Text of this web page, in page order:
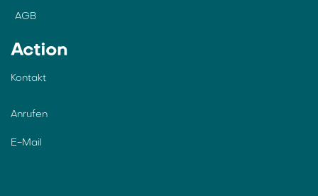
AGB
Action
Kontakt
Anrufen
E-Mail